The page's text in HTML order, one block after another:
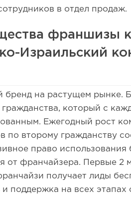
в отдел продаж.
франшизы
Израильский
бренд на растущем рынке.
гражданства, который с
Ежегодный рост
по второму гражданству
право использования
от франчайзера. Первые 2
получает лиды
поддержка на всех этапах